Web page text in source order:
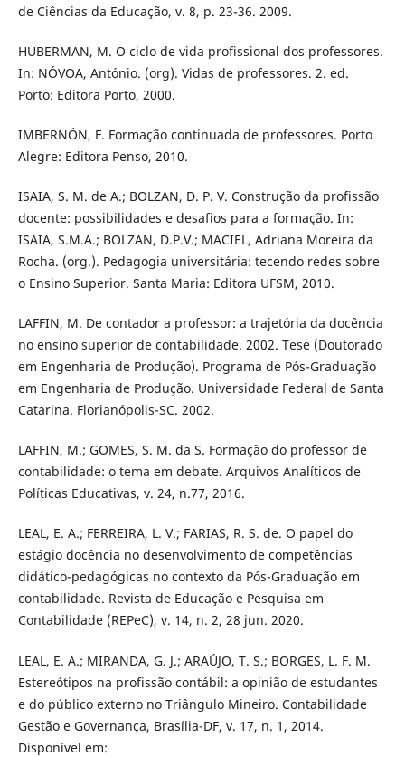
de Ciências da Educação, v. 8, p. 23-36. 2009.
HUBERMAN, M. O ciclo de vida profissional dos professores.
In: NÓVOA, António. (org). Vidas de professores. 2. ed.
Porto: Editora Porto, 2000.
IMBERNÓN, F. Formação continuada de professores. Porto
Alegre: Editora Penso, 2010.
ISAIA, S. M. de A.; BOLZAN, D. P. V. Construção da profissão
docente: possibilidades e desafios para a formação. In:
ISAIA, S.M.A.; BOLZAN, D.P.V.; MACIEL, Adriana Moreira da
Rocha. (org.). Pedagogia universitária: tecendo redes sobre
o Ensino Superior. Santa Maria: Editora UFSM, 2010.
LAFFIN, M. De contador a professor: a trajetória da docência
no ensino superior de contabilidade. 2002. Tese (Doutorado
em Engenharia de Produção). Programa de Pós-Graduação
em Engenharia de Produção. Universidade Federal de Santa
Catarina. Florianópolis-SC. 2002.
LAFFIN, M.; GOMES, S. M. da S. Formação do professor de
contabilidade: o tema em debate. Arquivos Analíticos de
Políticas Educativas, v. 24, n.77, 2016.
LEAL, E. A.; FERREIRA, L. V.; FARIAS, R. S. de. O papel do
estágio docência no desenvolvimento de competências
didático-pedagógicas no contexto da Pós-Graduação em
contabilidade. Revista de Educação e Pesquisa em
Contabilidade (REPeC), v. 14, n. 2, 28 jun. 2020.
LEAL, E. A.; MIRANDA, G. J.; ARAÚJO, T. S.; BORGES, L. F. M.
Estereótipos na profissão contábil: a opinião de estudantes
e do público externo no Triângulo Mineiro. Contabilidade
Gestão e Governança, Brasília-DF, v. 17, n. 1, 2014.
Disponível em: